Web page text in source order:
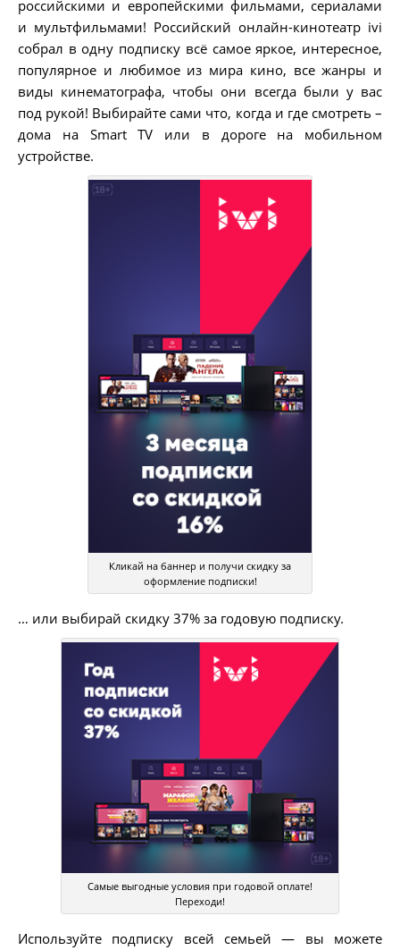
российскими и европейскими фильмами, сериалами
и мультфильмами! Российский онлайн-кинотеатр ivi
собрал в одну подписку всё самое яркое, интересное,
популярное и любимое из мира кино, все жанры и
виды кинематографа, чтобы они всегда были у вас
под рукой! Выбирайте сами что, когда и где смотреть –
дома на Smart TV или в дороге на мобильном
устройстве.
Кликай на баннер и получи скидку за
оформление подписки!
… или выбирай скидку 37% за годовую подписку.
Самые выгодные условия при годовой оплате!
Переходи!
Используйте подписку всей семьей — вы можете